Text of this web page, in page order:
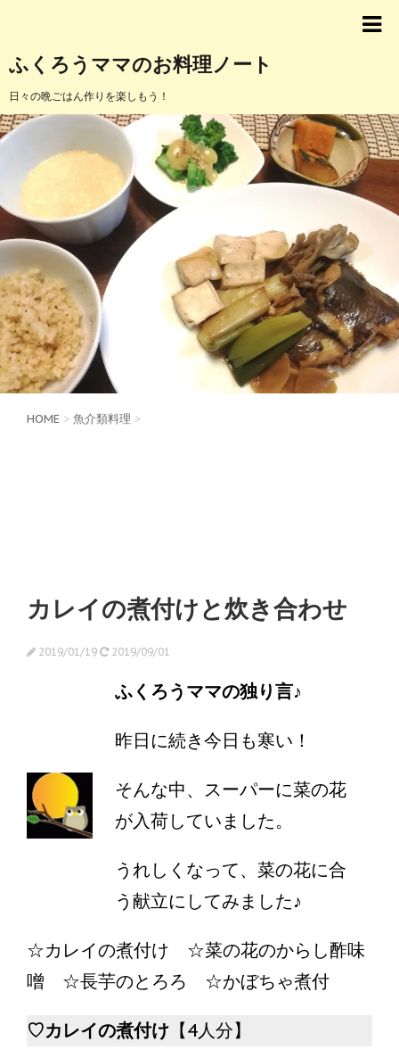
ふくろうママのお料理ノート
日々の晩ごはん作りを楽しもう！
HOME > 魚介類料理 >
カレイの煮付けと炊き合わせ
2019/01/19 2019/09/01
ふくろうママの独り言♪
昨日に続き今日も寒い！
そんな中、スーパーに菜の花
が入荷していました。
うれしくなって、菜の花に合
う献立にしてみました♪
☆カレイの煮付け ☆菜の花のからし酢味
噌 ☆長芋のとろろ ☆かぼちゃ煮付
♡カレイの煮付け 【4人分】